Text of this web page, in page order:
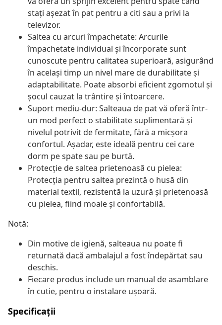
stați așezat în pat pentru a citi sau a privi la
televizor.
Saltea cu arcuri împachetate: Arcurile
împachetate individual și încorporate sunt
cunoscute pentru calitatea superioară, asigurând
în același timp un nivel mare de durabilitate și
adaptabilitate. Poate absorbi eficient zgomotul și
șocul cauzat la trântire și întoarcere.
Suport mediu-dur: Salteaua de pat vă oferă într-
un mod perfect o stabilitate suplimentară și
nivelul potrivit de fermitate, fără a micșora
confortul. Așadar, este ideală pentru cei care
dorm pe spate sau pe burtă.
Protecție de saltea prietenoasă cu pielea:
Protecția pentru saltea prezintă o husă din
material textil, rezistentă la uzură și prietenoasă
cu pielea, fiind moale și confortabilă.
Notă:
Din motive de igienă, salteaua nu poate fi
returnată dacă ambalajul a fost îndepărtat sau
deschis.
Fiecare produs include un manual de asamblare
în cutie, pentru o instalare ușoară.
Specificații